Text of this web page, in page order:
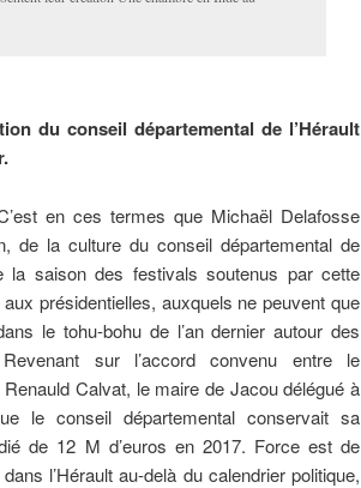
du conseil départemental de l’Hérault
en ces termes que Michaël Delafosse
de la culture du conseil départemental de
saison des festivals soutenus par cette
présidentielles, auxquels ne peuvent que
le tohu-bohu de l’an dernier autour des
sur l’accord convenu entre le
Calvat, le maire de Jacou délégué à
le conseil départemental conservait sa
de 12 M d’euros en 2017. Force est de
l’Hérault au-delà du calendrier politique,